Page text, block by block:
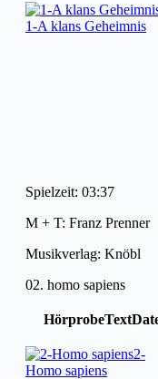
1-A klans Geheimnis
Spielzeit: 03:37
M + T: Franz Prenner
Musikverlag: Knöbl
02. homo sapiens
HörprobeText
2-
Homo sapiens